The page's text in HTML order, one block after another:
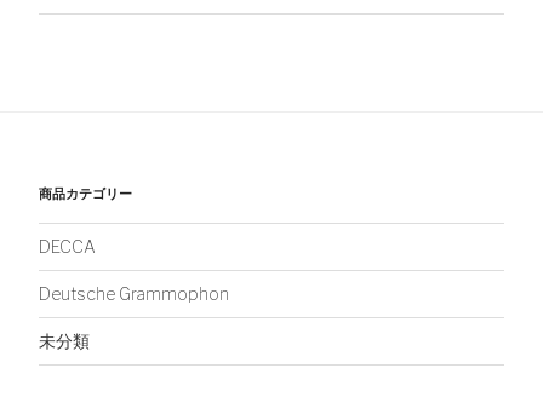
商品カテゴリー
DECCA
Deutsche Grammophon
未分類